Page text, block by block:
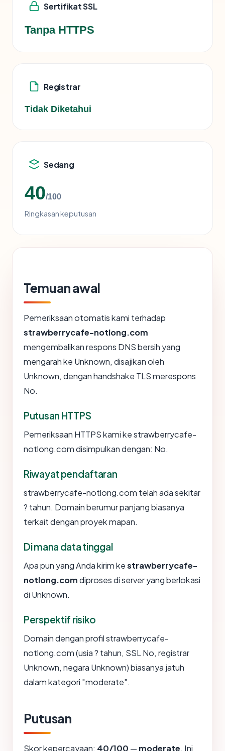
Sertifikat SSL
Tanpa HTTPS
Registrar
Tidak Diketahui
Sedang
40/100
Ringkasan keputusan
Temuan awal
Pemeriksaan otomatis kami terhadap
strawberrycafe-notlong.com
mengembalikan respons DNS bersih yang
mengarah ke Unknown, disajikan oleh
Unknown, dengan handshake TLS merespons
No.
Putusan HTTPS
Pemeriksaan HTTPS kami ke strawberrycafe-
notlong.com disimpulkan dengan: No.
Riwayat pendaftaran
strawberrycafe-notlong.com telah ada sekitar
? tahun. Domain berumur panjang biasanya
terkait dengan proyek mapan.
Di mana data tinggal
Apa pun yang Anda kirim kestrawberrycafe-
notlong.comdiproses di server yang berlokasi
di Unknown.
Perspektif risiko
Domain dengan profil strawberrycafe-
notlong.com (usia ? tahun, SSL No, registrar
Unknown, negara Unknown) biasanya jatuh
dalam kategori "moderate".
Putusan
Skor kepercayaan: 40/100 — moderate. Ini